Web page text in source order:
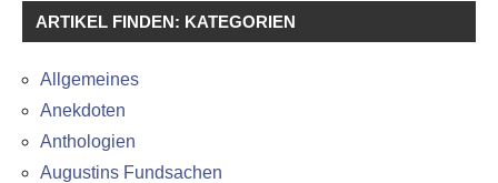
ARTIKEL FINDEN: KATEGORIEN
Allgemeines
Anekdoten
Anthologien
Augustins Fundsachen